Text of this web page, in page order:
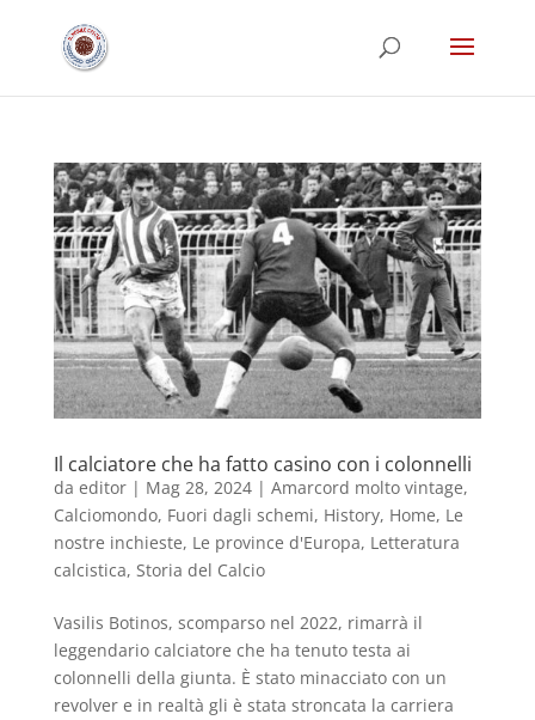
Il calciatore che ha fatto casino con i colonnelli
da editor| Mag 28, 2024| Amarcord molto vintage,
Calciomondo, Fuori dagli schemi, History, Home, Le
nostre inchieste, Le province d'Europa, Letteratura
calcistica, Storia del Calcio
Vasilis Botinos, scomparso nel 2022, rimarrà il
leggendario calciatore che ha tenuto testa ai
colonnelli della giunta. È stato minacciato con un
revolver e in realtà gli è stata stroncata la carriera